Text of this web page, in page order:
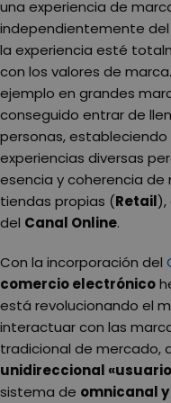
una experiencia de
independientemente
la experiencia esté
con los valores de
ejemplo en grandes
conseguido entrar de
personas,
experiencias diversas
esencia y coherencia de
tiendas propias (Retail),
del Canal Online.
Con la incorporación del
comercio electrónico
está revolucionando el
interactuar con las
tradicional de mercado,
unidireccional
sistema de omnicanal